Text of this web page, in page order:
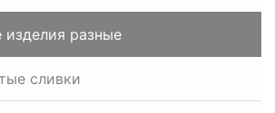
изделия разные
сливки